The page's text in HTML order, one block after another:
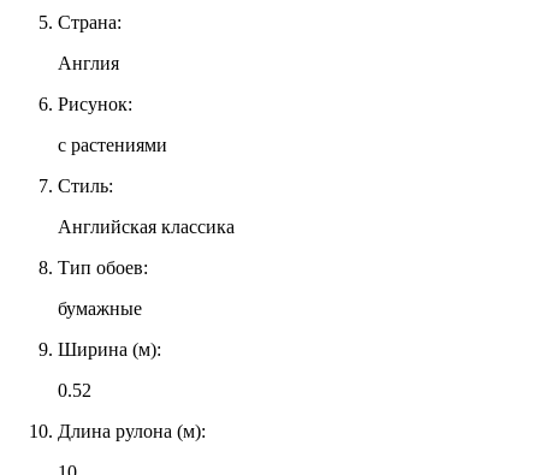
Страна:
Англия
Рисунок:
с растениями
Стиль:
Английская классика
Тип обоев:
бумажные
Ширина (м):
0.52
Длина рулона (м):